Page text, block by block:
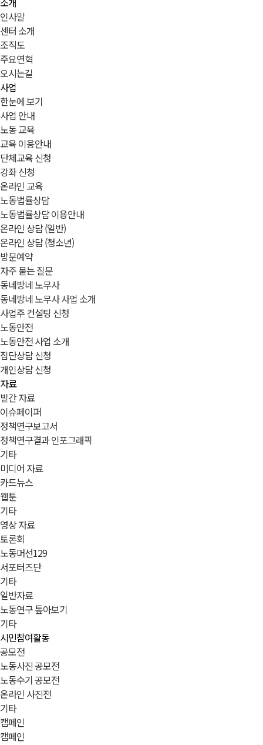
인사말
센터 소개
조직도
주요연혁
오시는길
사업
한눈에 보기
사업 안내
노동 교육
교육 이용안내
단체교육 신청
강좌 신청
온라인 교육
노동법률상담
노동법률상담 이용안내
온라인 상담 (일반)
온라인 상담 (청소년)
방문예약
자주 묻는 질문
동네방네 노무사
동네방네 노무사 사업 소개
사업주 컨설팅 신청
노동안전
노동안전 사업 소개
집단상담 신청
개인상담 신청
자료
발간 자료
이슈페이퍼
정책연구보고서
정책연구결과 인포그래픽
기타
미디어 자료
카드뉴스
웹툰
기타
영상 자료
토론회
노동머선129
서포터즈단
기타
일반자료
노동연구 톺아보기
기타
시민참여활동
공모전
노동사진 공모전
노동수기 공모전
온라인 사진전
기타
캠페인
캠페인